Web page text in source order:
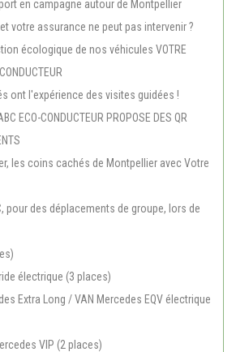
en campagne autour de Montpellier
votre assurance ne peut pas intervenir ?
écologique de nos véhicules VOTRE
ont l'expérience des visites guidées !
ECO-CONDUCTEUR PROPOSE DES QR
les coins cachés de Montpellier avec Votre
pour des déplacements de groupe, lors de
électrique (3 places)
Extra Long / VAN Mercedes EQV électrique
VIP (2 places)